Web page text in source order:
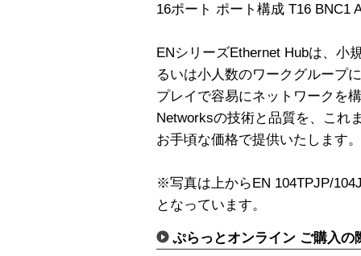
16ポート ポート構成 T16 BNC1
ENシリーズEthernet Hubは、小
るいは小人数のワークグループ
プレイで容易にネットワークを
Networksの技術と品質を、これ
お手頃な価格で提供いたします。
※写真は上からEN 104TPJP/
となっています。
ぷらっとオンライン ご購入の